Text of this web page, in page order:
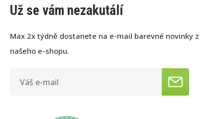
Už se vám nezakutálí
Max 2x týdně dostanete na e-mail barevné novinky z
našeho e-shopu.